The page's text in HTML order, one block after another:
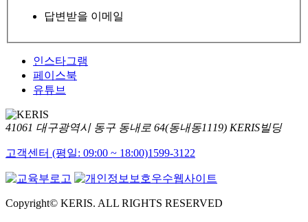
답변받을 이메일
인스타그램
페이스북
유튜브
41061 대구광역시 동구 동내로 64(동내동1119) KERIS빌딩
고객센터 (평일: 09:00 ~ 18:00)1599-3122
Copyright© KERIS. ALL RIGHTS RESERVED